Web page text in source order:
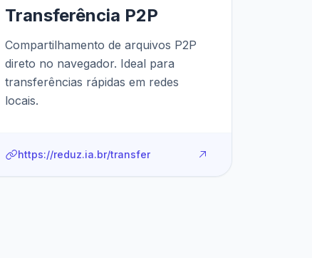
Transferência P2P
Compartilhamento de arquivos P2P
direto no navegador. Ideal para
transferências rápidas em redes
locais.
https://reduz.ia.br/transfer